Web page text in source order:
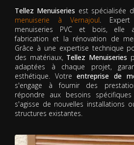
Tellez Menuiseries est spécialisée
menuiserie à Vernajoul.
menuiseries PVC et bois, elle
fabrication et la rénovation de
Grâce à une expertise technique
des matériaux, Tellez Menuiseries
adaptées à chaque projet,
esthétique. Votreentreprise de
s'engage à fournir des
répondre aux besoins
s'agisse de nouvelles installations
structures existantes.